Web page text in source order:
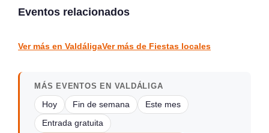
Eventos relacionados
San Vicente de la Barquera
Ver más en ValdáligaVer más de Fiestas locales
MÁS EVENTOS EN VALDÁLIGA
Hoy Fin de semana Este mes
Entrada gratuita